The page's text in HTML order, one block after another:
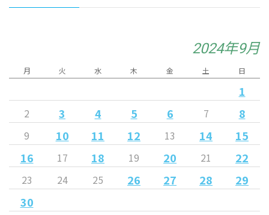
2024年9月
月 火 水 木 金 土 日
1
2 3 4 5 6 7 8
9 10 11 12 13 14
15
16
17 18 19 20 21 22
23 24 25 26 27 28
29
30